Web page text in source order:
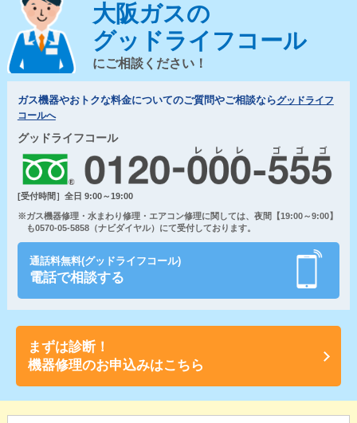
大阪ガスの
グッドライフコール
にご相談ください！
ガス機器やおトクな料金についてのご質問やご相談ならグッドライフ
コールへ
グッドライフコール
[受付時間］全日 9:00～19:00
※ガス機器修理・水まわり修理・エアコン修理に関しては、夜間【19:00～9:00】
も0570-05-5858（ナビダイヤル）にて受付しております。
通話料無料(グッドライフコール)
電話で相談する
まずは診断！
機器修理のお申込みはこちら